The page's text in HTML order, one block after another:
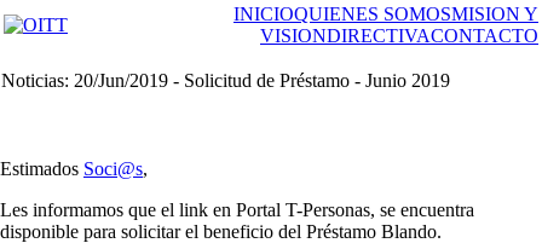
INICIOQUIENES SOMOSMISION Y
VISIONDIRECTIVACONTACTO
Noticias: 20/Jun/2019 - Solicitud de Préstamo - Junio 2019
Estimados Soci@s,
Les informamos que el link en Portal T-Personas, se encuentra
disponible para solicitar el beneficio del Préstamo Blando.